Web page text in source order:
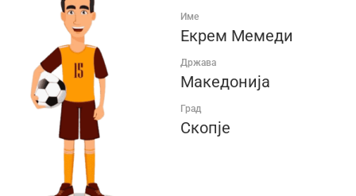
Име
Екрем Мемеди
Држава
Македонија
Град
Скопје